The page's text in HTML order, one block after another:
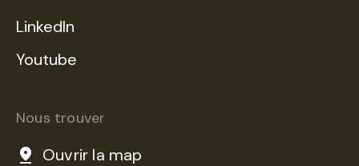
LinkedIn
Youtube
Nous trouver
Ouvrir la map